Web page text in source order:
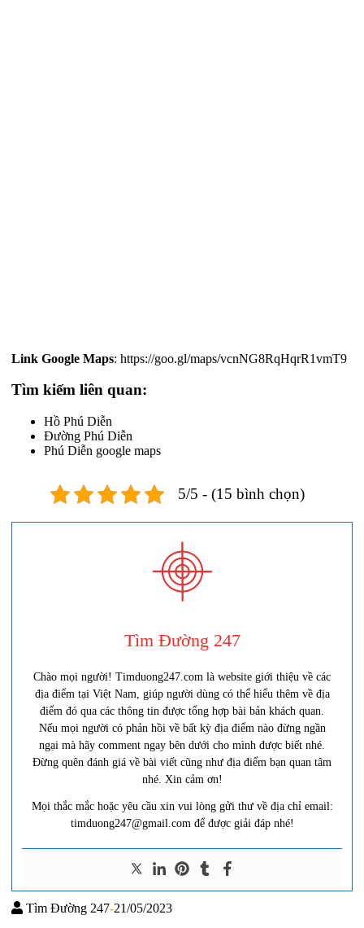
Link Google Maps: https://goo.gl/maps/vcnNG8RqHqrR1vmT9
Tìm kiếm liên quan:
Hồ Phú Diễn
Đường Phú Diễn
Phú Diễn google maps
5/5 - (15 bình chọn)
Tìm Đường 247
Chào mọi người! Timduong247.com là website giới thiệu về các
địa điểm tại Việt Nam, giúp người dùng có thể hiểu thêm về địa
điểm đó qua các thông tin được tổng hợp bài bản khách quan.
Nếu mọi người có phản hồi về bất kỳ địa điểm nào đừng ngần
ngại mà hãy comment ngay bên dưới cho mình được biết nhé.
Đừng quên đánh giá về bài viết cũng như địa điểm bạn quan tâm
nhé. Xin cảm ơn!
Mọi thắc mắc hoặc yêu cầu xin vui lòng gửi thư về địa chỉ email:
timduong247@gmail.com để được giải đáp nhé!
Tìm Đường 247-21/05/2023